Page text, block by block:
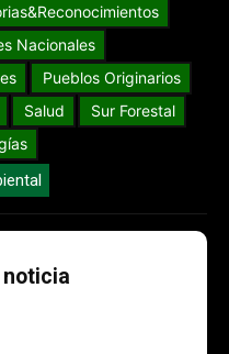
Nacionales
Pueblos Originarios
Salud
Sur Forestal